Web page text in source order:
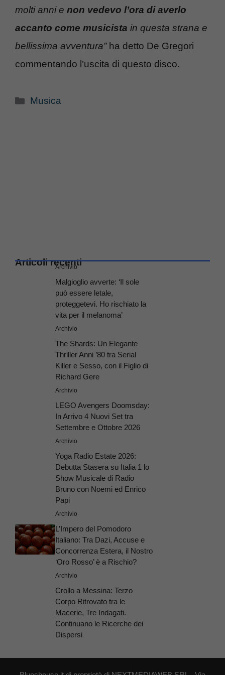
molti anni e non vedevo l’ora di averlo
accanto come musicista in questa strana e
bellissima avventura”ha detto De Gregori
commentando l’uscita di questo disco.
Categorie
Musica
Articoli recenti
Archivio
Malgioglio avverte: ‘Il sole
può essere letale,
proteggetevi. Ho rischiato la
vita per il melanoma’
Archivio
The Shards: Un Elegante
Thriller Anni ’80 tra Serial
Killer e Sesso, con il Figlio di
Richard Gere
Archivio
LEGO Avengers Doomsday:
In Arrivo 4 Nuovi Set tra
Settembre e Ottobre 2026
Archivio
Yoga Radio Estate 2026:
Debutta Stasera su Italia 1 lo
Show Musicale di Radio
Bruno con Noemi ed Enrico
Papi
Archivio
L’Impero del Pomodoro
Italiano: Tra Dazi, Accuse e
Concorrenza Estera, il Nostro
‘Oro Rosso’ è a Rischio?
Archivio
Crollo a Messina: Terzo
Corpo Ritrovato tra le
Macerie, Tre Indagati.
Continuano le Ricerche dei
Dispersi